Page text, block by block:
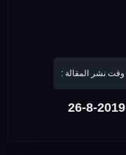
وقت نشر المقالة :
26-8-2019